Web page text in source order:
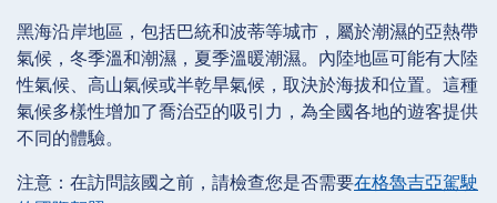
黑海沿岸地區，包括巴統和波蒂等城市，屬於潮濕的亞熱帶
氣候，冬季溫和潮濕，夏季溫暖潮濕。內陸地區可能有大陸
性氣候、高山氣候或半乾旱氣候，取決於海拔和位置。這種
氣候多樣性增加了喬治亞的吸引力，為全國各地的遊客提供
不同的體驗。
注意：在訪問該國之前，請檢查您是否需要在格魯吉亞駕駛